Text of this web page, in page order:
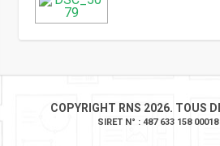
COPYRIGHT RNS 2026. TOUS
SIRET N° : 487 633 158